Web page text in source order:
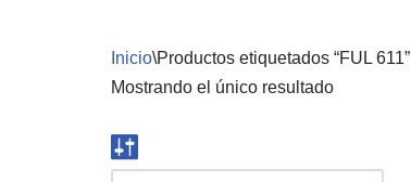
Inicio\Productos etiquetados “FUL 611”
Mostrando el único resultado